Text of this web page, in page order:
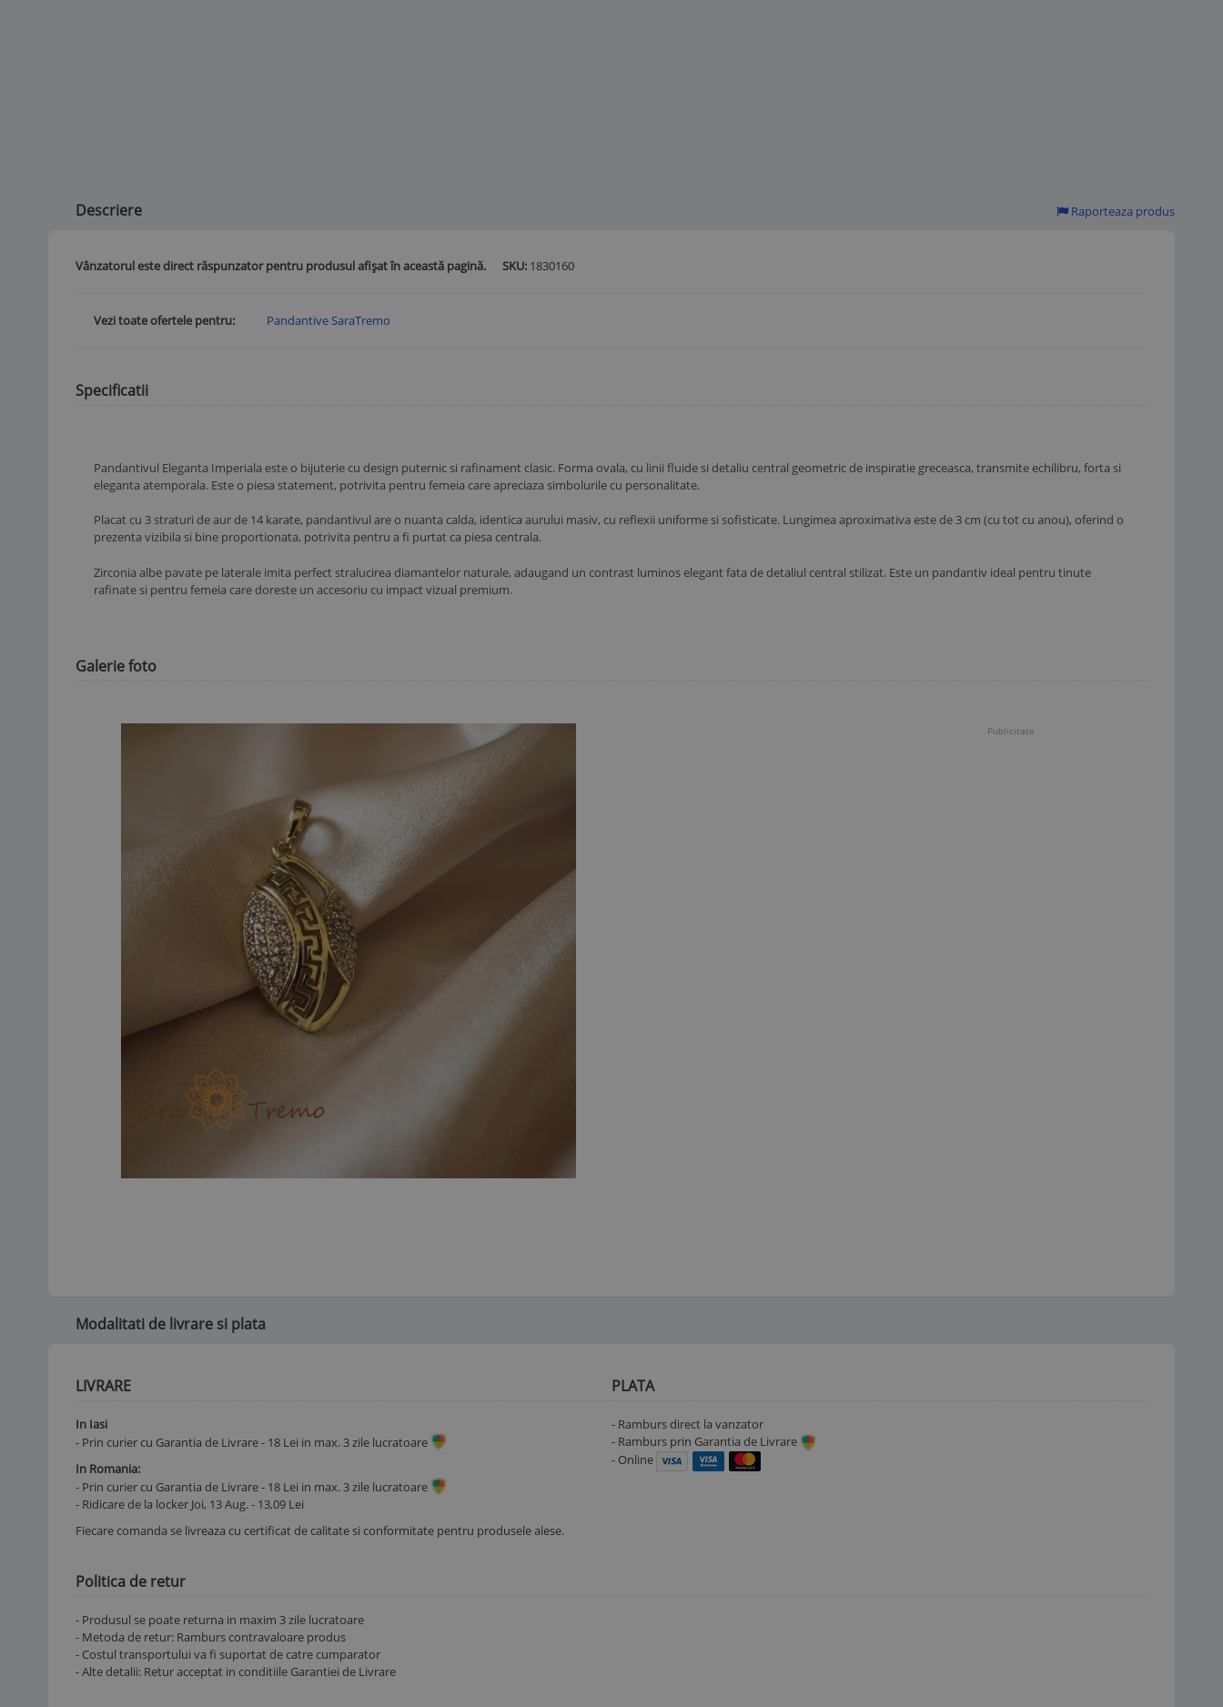
Descriere Raporteaza produs
Vânzatorul este direct răspunzator pentru produsul afișat în această pagină. SKU: 1830160
Vezi toate ofertele pentru Pandantive SaraTremo
Specificatii
Pandantivul Eleganta Imperiala este o bijuterie cu design puternic si rafinament clasic. Forma ovala, cu linii fluide si detaliu central geometric de inspiratie greceasca, transmite echilibru, forta si
eleganta atemporala. Este o piesa statement, potrivita pentru femeia care apreciaza simbolurile cu personalitate.
Placat cu 3 straturi de aur de 14 karate, pandantivul are o nuanta calda, identica aurului masiv, cu reflexii uniforme si sofisticate. Lungimea aproximativa este de 3 cm (cu tot cu anou), oferind o
prezenta vizibila si bine proportionata, potrivita pentru a fi purtat ca piesa centrala.
Zirconia albe pavate pe laterale imita perfect stralucirea diamantelor naturale, adaugand un contrast luminos elegant fata de detaliul central stilizat. Este un pandantiv ideal pentru tinute
rafinate si pentru femeia care doreste un accesoriu cu impact vizual premium.
Galerie foto
Publicitate
Modalitati de livrare si plata
LIVRARE
In Iasi
- Prin curier cu Garantia de Livrare - 18 Lei in max. 3 zile lucratoare
In Romania:
- Prin curier cu Garantia de Livrare - 18 Lei in max. 3 zile lucratoare
- Ridicare de la locker Joi, 13 Aug. - 13,09 Lei
Fiecare comanda se livreaza cu certificat de calitate si conformitate pentru produsele alese.
PLATA
- Ramburs direct la vanzator
- Ramburs prin Garantia de Livrare
- Online
Politica de retur
- Produsul se poate returna in maxim 3 zile lucratoare
- Metoda de retur: Ramburs contravaloare produs
- Costul transportului va fi suportat de catre cumparator
- Alte detalii: Retur acceptat in conditiile Garantiei de Livrare